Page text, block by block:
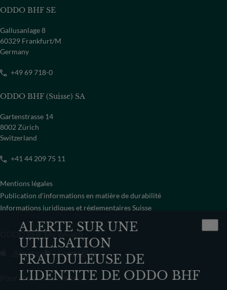
ALERTE SUR UNE
UTILISATION
FRAUDULEUSE DE
L'IDENTITE DE ODDO BHF
ODDO BHF SE
Gallusanlage 8
60329 Frankfurt/M
Germany
+49 69 718-0
ODDO BHF (Suisse) SA
Gartenstrasse 14
8002 Zürich
Switzerland
+41 44 209 75 11
Mentions légales
Publication d‘informations en matière de durabilité
Informations juridiques et réglementaires Suisse
ODDO BHF My Wealth
App store Google Play
Pour toute information